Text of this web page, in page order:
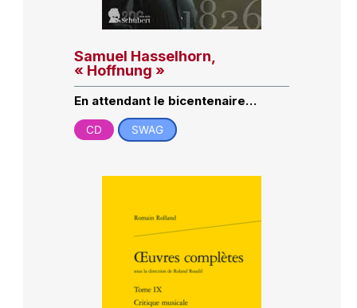
Samuel Hasselhorn,
« Hoffnung »
En attendant le bicentenaire…
CD SWAG